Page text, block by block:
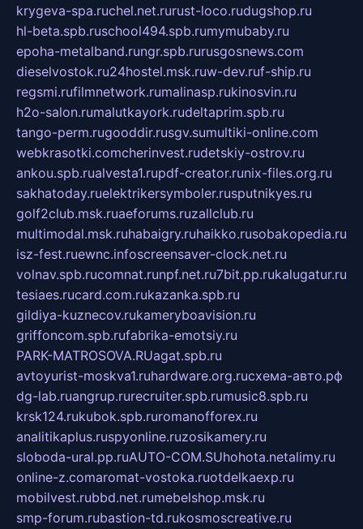
krygeva-spa.ruchel.net.rurust-loco.rudugshop.ru
hl-beta.spb.ruschool494.spb.rumymubaby.ru
epoha-metalband.rungr.spb.rurusgosnews.com
dieselvostok.ru24hostel.msk.ruw-dev.ruf-ship.ru
regsmi.rufilmnetwork.rumalinasp.rukinosvin.ru
h2o-salon.rumalutkayork.rudeltaprim.spb.ru
tango-perm.rugooddir.rusgv.sumultiki-online.com
webkrasotki.comcherinvest.rudetskiy-ostrov.ru
ankou.spb.rualvesta1.rupdf-creator.runix-files.org.ru
sakhatoday.ruelektrikersymboler.rusputnikyes.ru
golf2club.msk.ruaeforums.ruzallclub.ru
multimodal.msk.ruhabaigry.ruhaikko.rusobakopedia.ru
isz-fest.ruewnc.infoscreensaver-clock.net.ru
volnav.spb.rucomnat.runpf.net.ru7bit.pp.rukalugatur.ru
tesiaes.rucard.com.rukazanka.spb.ru
gildiya-kuznecov.rukameryboavision.ru
griffoncom.spb.rufabrika-emotsiy.ru
PARK-MATROSOVA.RUagat.spb.ru
avtoyurist-moskva1.ruhardware.org.ruсхема-авто.рф
dg-lab.ruangrup.rurecruiter.spb.rumusic8.spb.ru
krsk124.rukubok.spb.ruromanofforex.ru
analitikaplus.ruspyonline.ruzosikamery.ru
sloboda-ural.pp.ruAUTO-COM.SUhohota.netalimy.ru
online-z.comaromat-vostoka.ruotdelkaexp.ru
mobilvest.rubbd.net.rumebelshop.msk.ru
smp-forum.rubastion-td.rukosmoscreative.ru